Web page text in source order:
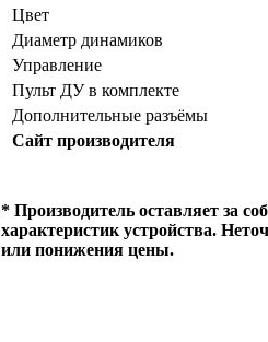
Цвет
Диаметр динамиков
Управление
Пульт ДУ в комплекте
Дополнительные разъёмы
Сайт производителя
* Производитель оставляет за
характеристик устройства.
или понижения цены.